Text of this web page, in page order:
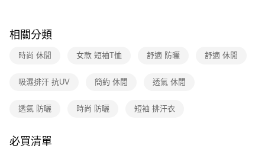
2.付款方式選擇「大哥付你分期」，訂單成立後會自動跳轉到大哥付的交易
流程，驗證手機門號後，選擇欲分期的期數、繳款截止日，確認付款後即完
成交易。
消。如遇「轉專審核」未通過狀況，表示未達大哥付你分期系統評分，恕無
【繳款方式說明】
2.透過簡訊連結打開帳單後，可選擇「超商條碼／台灣大直營門市／銀行轉
帳／街口支付／iPASS MONEY」等通路繳費。
貨到付款
全家取貨付款
每筆NT$80，滿NT$790(含以上)免運費
每筆NT$80，滿NT$790(含以上)免運費
相關分類
時尚 休閒 女款 短袖T恤 舒適 防曬 舒適 休閒
吸濕排汗 抗UV 簡約 休閒 透氣 休閒
透氣 防曬 時尚 防曬 短袖 排汗衣
必買清單